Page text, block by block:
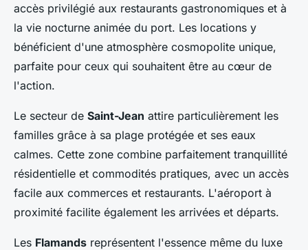
accès privilégié aux restaurants gastronomiques et à
la vie nocturne animée du port. Les locations y
bénéficient d'une atmosphère cosmopolite unique,
parfaite pour ceux qui souhaitent être au cœur de
l'action.
Le secteur de Saint-Jean attire particulièrement les
familles grâce à sa plage protégée et ses eaux
calmes. Cette zone combine parfaitement tranquillité
résidentielle et commodités pratiques, avec un accès
facile aux commerces et restaurants. L'aéroport à
proximité facilite également les arrivées et départs.
Les Flamands représentent l'essence même du luxe